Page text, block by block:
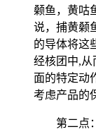
颡鱼，黄咕
说，捕黄颡
的导体将这
经核团中,从
面的特定动
考虑产品的
第二点：